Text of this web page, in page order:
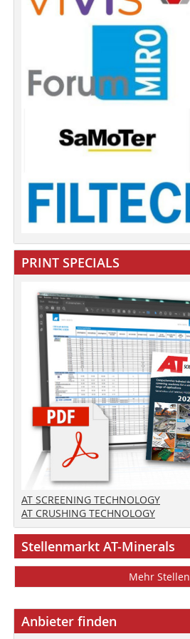
PRINT SPECIALS
AT SCREENING TECHNOLOGY
AT CRUSHING TECHNOLOGY
Stellenmarkt AT-Minerals
Mehr Stellen
Anbieter finden